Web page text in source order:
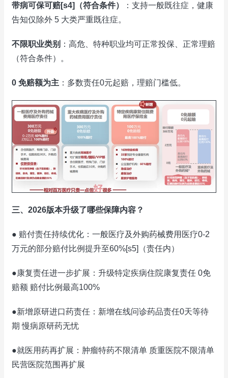
带病可保可赔[s4] （符合条件）
：支持一般既往症，健康
告知仅除外 5 大类严重既往症。
不限职业类别 ：高危、特种职业均可正常投保、正常理赔
（符合条件）。
0 免赔额为主 ：多数责任0元起赔，理赔门槛低。
三、2026版本升级了哪些保障内容？
● 赔付责任持续优化：一般医疗及外购药械费用医疗0-2
万元的部分赔付比例提升至60%[s5]（责任内）
●康复责任进一步扩展：升级特定疾病住院康复责任 0免
赔额 赔付比例最高100%
●新增原研进口药责任：新增在线问诊药品责任0天等待
期 慢病原研药无忧
●就医用药再扩展：肿瘤特药不限清单 质重医院不限清单
民营医院范围再扩展